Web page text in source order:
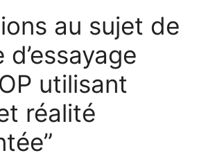
au sujet de
d’essayage
utilisant
réalité